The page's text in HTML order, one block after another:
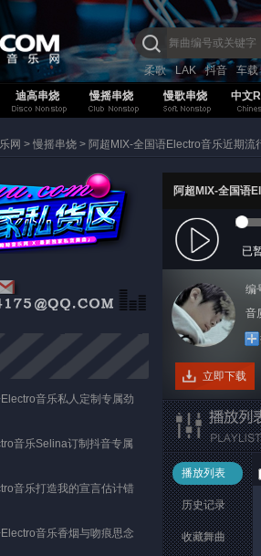
柔歌 LAK 抖音
车载
迪高串烧 慢摇串烧 慢歌串烧 中文
网 > 慢摇串烧 > 阿超MIX-全国语Electro音乐近期流
音乐私人定制专属劲
音乐Selina订制抖音专属
音乐打造我的宣言估计错
音乐香烟与吻痕思念
阿超MIX-全国语
已
编
音
立即下载
播放列表
历史记录
收藏舞曲